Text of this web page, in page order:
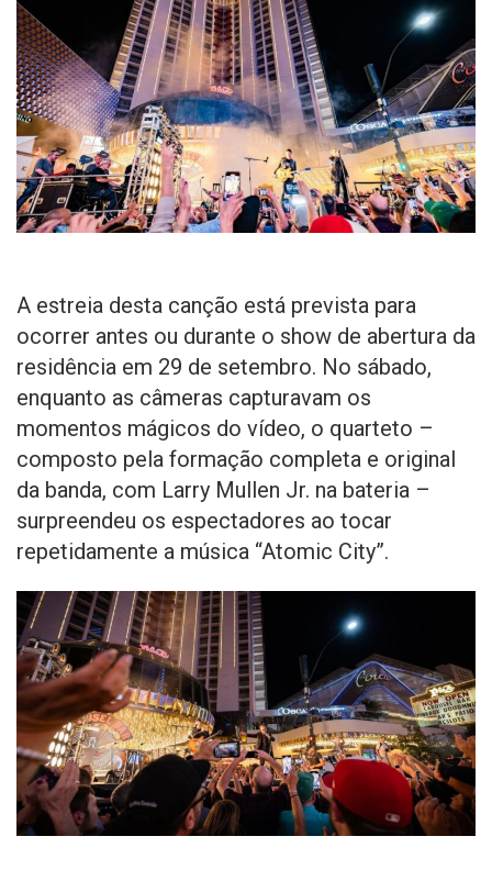
A estreia desta canção está prevista para
ocorrer antes ou durante o show de abertura da
residência em 29 de setembro. No sábado,
enquanto as câmeras capturavam os
momentos mágicos do vídeo, o quarteto –
composto pela formação completa e original
da banda, com Larry Mullen Jr. na bateria –
surpreendeu os espectadores ao tocar
repetidamente a música “Atomic City”.